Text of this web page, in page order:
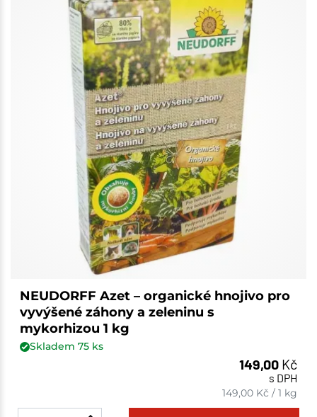
NEUDORFF Azet – organické hnojivo pro
vyvýšené záhony a zeleninu s
mykorhizou 1 kg
Skladem 75ks
149,00 Kč
s DPH
149,00 Kč /1 kg